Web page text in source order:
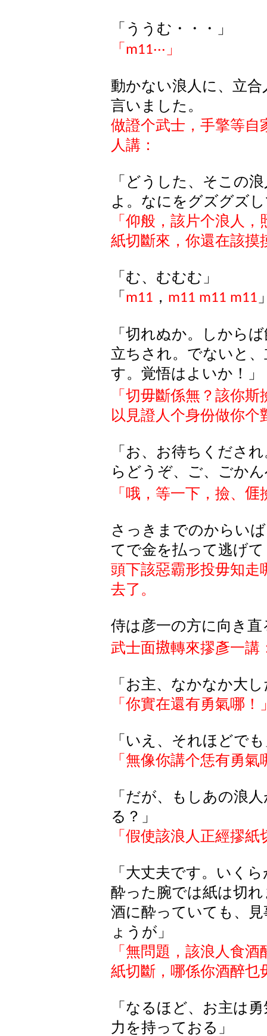
「ううむ・・・」
「 m11‧‧‧ 」
動かない浪人に、立
言いました。
做證个武士，手擎等自
人講：
「どうした、そこの
よ。なにをグズグズ
「仰般，該片个浪人
紙切斷來，你還在該摸
「む、むむむ」
「 m11 ， m11 m11 m11
「切れぬか。しから
立ちされ。でないと
す。 覚悟はよいか！」
「切毋斷係無？該你
以見證人个身份做你个
「お、お待ちくださ
らどうぞ、ご、ごか
「哦，等一下，撿、 𠊎
さっきまでのからい
てで金を払って逃げ
頭下該惡霸形投毋知走
去了。
侍は彦一の方に向 き 直
武士面𢳆轉來摎彥一講
「お主、なかなか大
「你實在還有勇氣哪！
「いえ、それほどで
「無像你講个恁有勇氣
「だが、もしあの浪
る？」
「假使該浪人正經摎紙
「大丈夫です。いく
酔った腕では紙は切
酒に酔っていても、
ょうが」
「無問題，該浪人食
紙切斷，哪係你酒醉乜
「なるほど、お主は
力を持っておる」